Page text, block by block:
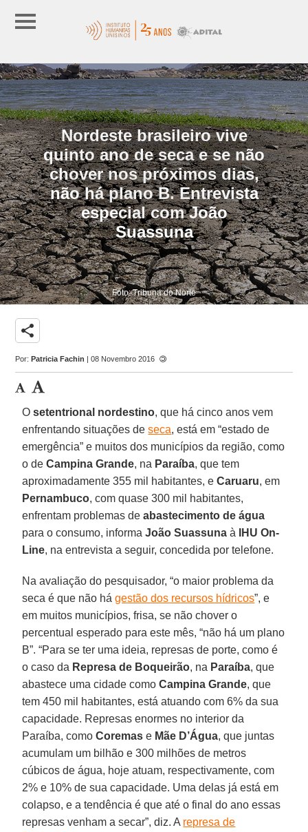
Nordeste brasileiro vive
quinto ano de seca e se não
chover nos próximos dias,
não há plano B. Entrevista
especial com João
Suassuna
Foto: Tribuna do Norte
share
Por:Patricia Fachin | 08 Novembro 2016
Osetentrional nordestino, que há cinco anos vem
enfrentando situações deseca, está em “estado de
emergência” e muitos dos municípios da região, como
o de Campina Grande, na Paraíba, que tem
aproximadamente 355 mil habitantes, eCaruaru, em
Pernambuco, com quase 300 mil habitantes,
enfrentam problemas deabastecimento de água
para o consumo, informaJoão Suassuna à IHU On-
Line, na entrevista a seguir, concedida por telefone.
Na avaliação do pesquisador, “o maior problema da
seca é que não hágestão dos recursos hídricos”, e
em muitos municípios, frisa, se não chover o
percentual esperado para este mês, “não há um plano
B”. “Para se ter uma ideia, represas de porte, como é
o caso da Represa de Boqueirão, na Paraíba, que
abastece uma cidade comoCampina Grande, que
tem 450 mil habitantes, está atuando com 6% da sua
capacidade. Represas enormes no interior da
Paraíba, comoCoremas e Mãe D’Água, que juntas
acumulam um bilhão e 300 milhões de metros
cúbicos de água, hoje atuam, respectivamente, com
2% e 10% de sua capacidade. Uma delas já está em
colapso, e a tendência é que até o final do ano essas
represas venham a secar”, diz. A represa de